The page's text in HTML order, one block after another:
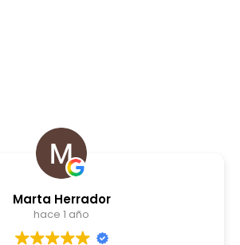
Marta Herrador
hace 1 año